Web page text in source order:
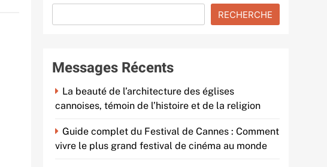
RECHERCHE
Messages Récents
La beauté de l’architecture des églises
cannoises, témoin de l’histoire et de la religion
Guide complet du Festival de Cannes : Comment
vivre le plus grand festival de cinéma au monde